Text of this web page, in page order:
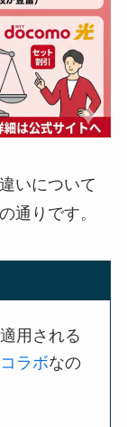
いについて
通りです。
用される
ラボなの